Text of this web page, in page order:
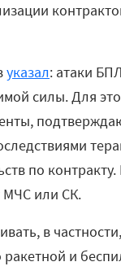
указал: атаки
силы. Для
по
МЧС или СК.
в
и